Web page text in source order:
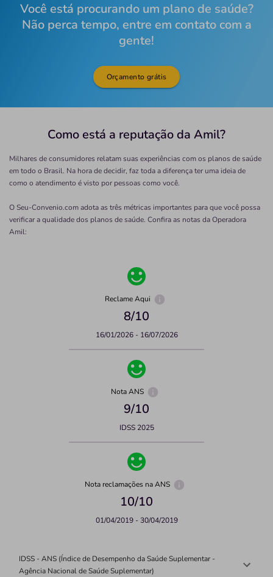
Você está procurando um plano de saúde?
Não perca tempo, entre em contato com a
gente!
Orçamento grátis
Como está a reputação da Amil?
Milhares de consumidores relatam suas experiências com os planos de saúde
em todo o Brasil. Na hora de decidir, faz toda a diferença ter uma ideia de
como o atendimento é visto por pessoas como você.
O Seu-Convenio.com adota as três métricas importantes para que você possa
verificar a qualidade dos planos de saúde. Confira as notas da Operadora
Amil:
Reclame Aqui
8/10
16/01/2026 - 16/07/2026
Nota ANS
9/10
IDSS 2025
Nota reclamações na ANS
10/10
01/04/2019 - 30/04/2019
IDSS - ANS (Índice de Desempenho da Saúde Suplementar -
Agência Nacional de Saúde Suplementar)